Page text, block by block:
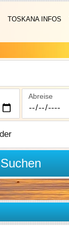
TOSKANA INFOS
Abreise
Suchen